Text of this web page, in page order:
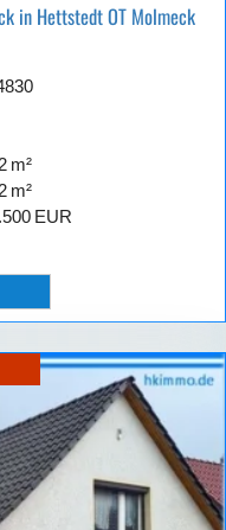
in Hettstedt OT Molmeck
m²
m²
EUR